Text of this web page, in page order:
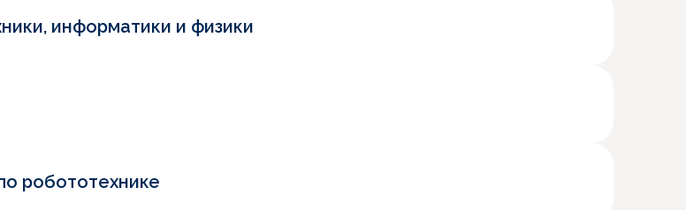
информатики и физики
робототехнике